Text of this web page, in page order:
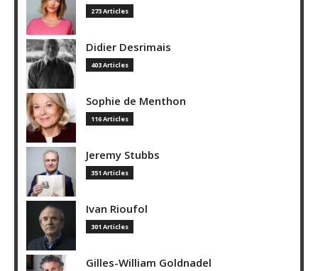
273 Articles
Didier Desrimais
403 Articles
Sophie de Menthon
116 Articles
Jeremy Stubbs
351 Articles
Ivan Rioufol
301 Articles
Gilles-William Goldnadel